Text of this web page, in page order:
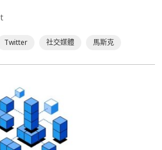
行長祖克柏（Mark Zuckerberg）
到了這個里程碑。⋯
Twitter 社交媒體 馬斯克